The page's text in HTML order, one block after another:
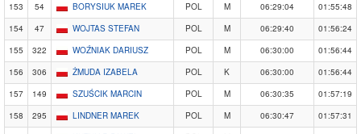
153
54 BORYSIUK MAREK POL M 06:29:04
01:55:48
154
47 WOJTAS STEFAN POL M 06:29:40
01:56:24
155
322 WOŹNIAK DARIUSZ POL M 06:30:00
01:56:44
156
306 ŻMUDA IZABELA POL K 06:30:00
01:56:44
157
149 SZUŚCIK MARCIN POL M 06:30:35
01:57:19
158
295 LINDNER MAREK POL M 06:30:47
01:57:31